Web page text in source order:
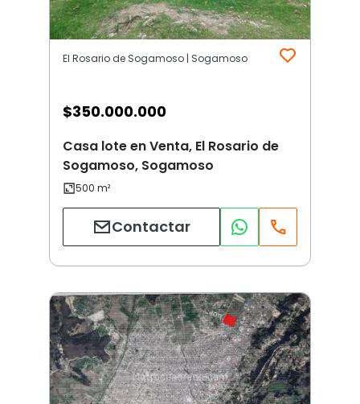
El Rosario de Sogamoso | Sogamoso
$350.000.000
Casa lote en Venta, El Rosario de
Sogamoso, Sogamoso
Contactar